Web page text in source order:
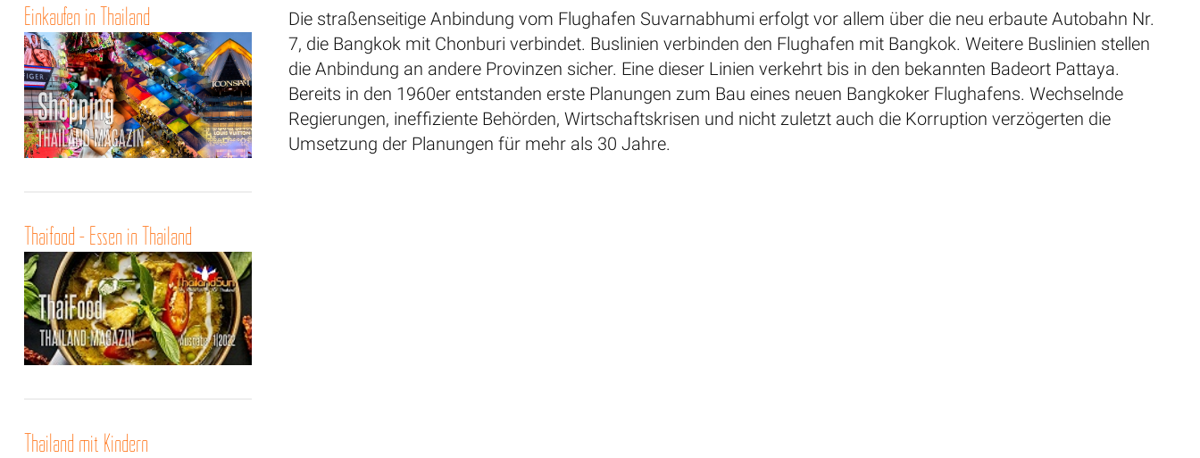
Die straßenseitige Anbindung vom Flughafen Suvarnabhumi erfolgt vor allem über die neu erbaute Autobahn Nr.
7, die Bangkok mit Chonburi verbindet. Buslinien verbinden den Flughafen mit Bangkok. Weitere Buslinien stellen
die Anbindung an andere Provinzen sicher. Eine dieser Linien verkehrt bis in den bekannten Badeort Pattaya.
Bereits in den 1960er entstanden erste Planungen zum Bau eines neuen Bangkoker Flughafens. Wechselnde
Regierungen, ineffiziente Behörden, Wirtschaftskrisen und nicht zuletzt auch die Korruption verzögerten die
Umsetzung der Planungen für mehr als 30 Jahre.
Einkaufen in Thailand
Thaifood - Essen in Thailand
Thailand mit Kindern